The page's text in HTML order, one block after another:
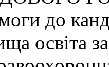
до
освіта